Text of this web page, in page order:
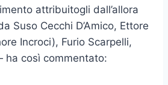
attribuitogli dall’allora
Suso Cecchi D’Amico, Ettore
Incroci), Furio Scarpelli,
ha così commentato: